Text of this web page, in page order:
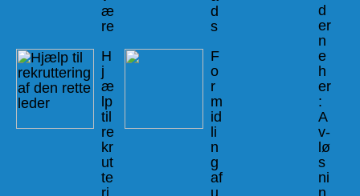
æ
re
H
j
æ
lp
til
re
kr
ut
te
ri
d
s
F
o
r
m
id
li
n
g
af
u
d
er
n
e
h
er
:
A
v-
lø
s
ni
n